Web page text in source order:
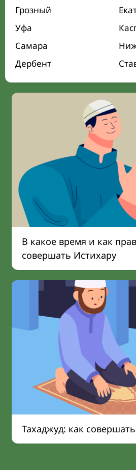
Грозный
Уфа
Самара
Дербент
В какое время и как
совершать Истихару
Тахаджуд: как совершать